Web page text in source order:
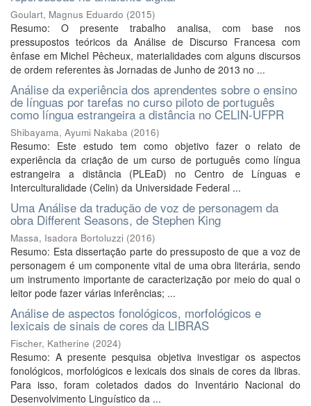
Goulart, Magnus Eduardo (2015)
Resumo: O presente trabalho analisa, com base nos
pressupostos teóricos da Análise de Discurso Francesa com
ênfase em Michel Pêcheux, materialidades com alguns discursos
de ordem referentes às Jornadas de Junho de 2013 no ...
Análise da experiência dos aprendentes sobre o ensino
de línguas por tarefas no curso piloto de português
como língua estrangeira a distância no CELIN-UFPR
Shibayama, Ayumi Nakaba (2016)
Resumo: Este estudo tem como objetivo fazer o relato de
experiência da criação de um curso de português como língua
estrangeira a distância (PLEaD) no Centro de Línguas e
Interculturalidade (Celin) da Universidade Federal ...
Uma Análise da tradução de voz de personagem da
obra Different Seasons, de Stephen King
Massa, Isadora Bortoluzzi (2016)
Resumo: Esta dissertação parte do pressuposto de que a voz de
personagem é um componente vital de uma obra literária, sendo
um instrumento importante de caracterização por meio do qual o
leitor pode fazer várias inferências; ...
Análise de aspectos fonológicos, morfológicos e
lexicais de sinais de cores da LIBRAS
Fischer, Katherine (2024)
Resumo: A presente pesquisa objetiva investigar os aspectos
fonológicos, morfológicos e lexicais dos sinais de cores da libras.
Para isso, foram coletados dados do Inventário Nacional do
Desenvolvimento Linguístico da ...